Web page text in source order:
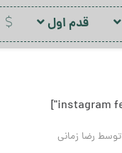
قدم اول
توسط رضا زمانی